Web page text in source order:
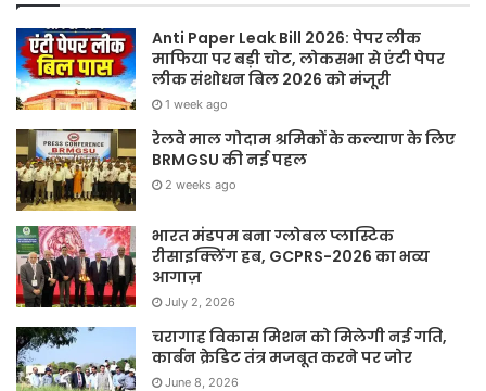
Anti Paper Leak Bill 2026: पेपर लीक
माफिया पर बड़ी चोट, लोकसभा से एंटी पेपर
लीक संशोधन बिल 2026 को मंजूरी
1 week ago
रेलवे माल गोदाम श्रमिकों के कल्याण के लिए
BRMGSU की नई पहल
2 weeks ago
भारत मंडपम बना ग्लोबल प्लास्टिक
रीसाइक्लिंग हब, GCPRS-2026 का भव्य
आगाज़
July 2, 2026
चरागाह विकास मिशन को मिलेगी नई गति,
कार्बन क्रेडिट तंत्र मजबूत करने पर जोर
June 8, 2026